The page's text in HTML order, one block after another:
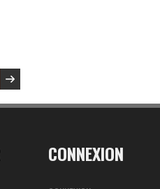
CONNEXION